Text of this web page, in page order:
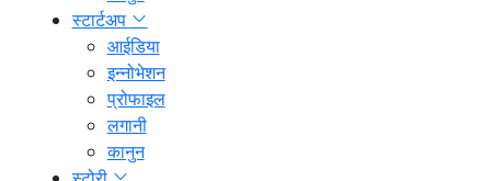
स्टार्टअप
आईडिया
इन्नोभेशन
प्रोफाइल
लगानी
कानुन